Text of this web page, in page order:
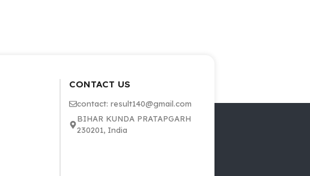
CONTACT US
contact: result140@gmail.com
BIHAR KUNDA PRATAPGARH
230201, India